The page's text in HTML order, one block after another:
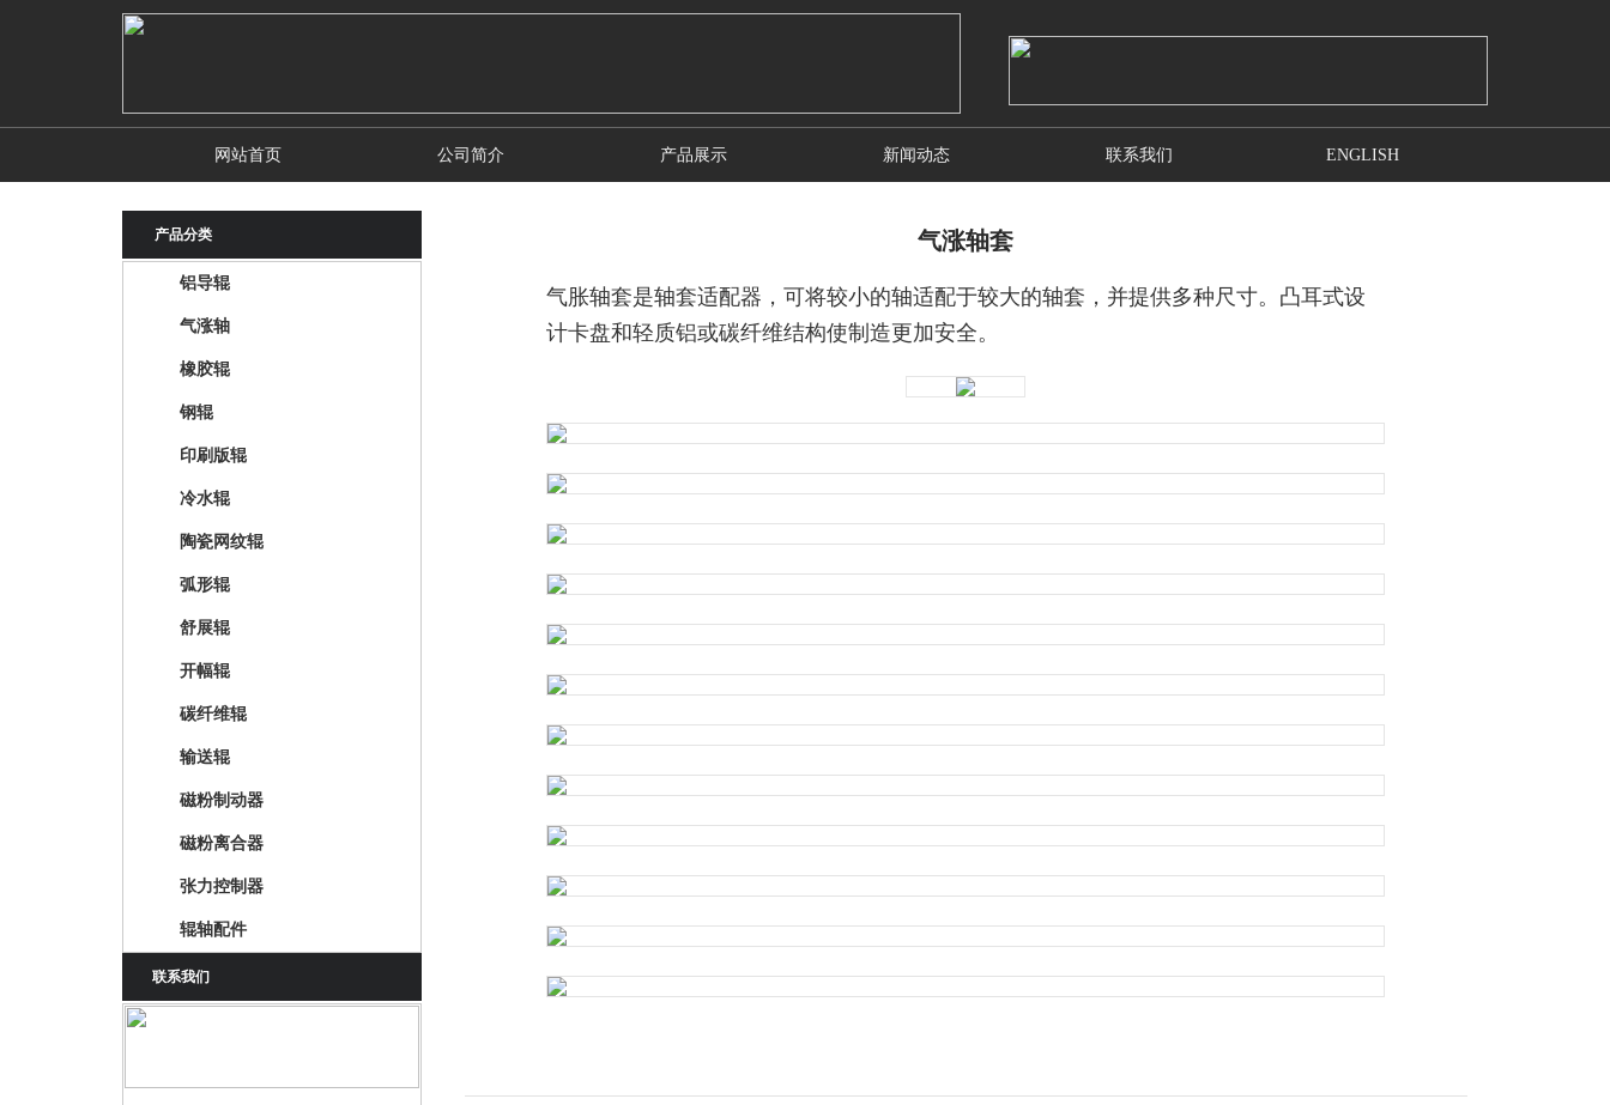
网站首页 公司简介 产品展示 新闻动态 联系我们 ENGLISH
产品分类
铝导辊
气涨轴
橡胶辊
钢辊
印刷版辊
冷水辊
陶瓷网纹辊
弧形辊
舒展辊
开幅辊
碳纤维辊
输送辊
磁粉制动器
磁粉离合器
张力控制器
辊轴配件
联系我们
气涨轴套
气胀轴套是轴套适配器，可将较小的轴适配于较大的轴套，并提供多种尺寸。凸耳式设
计卡盘和轻质铝或碳纤维结构使制造更加安全。